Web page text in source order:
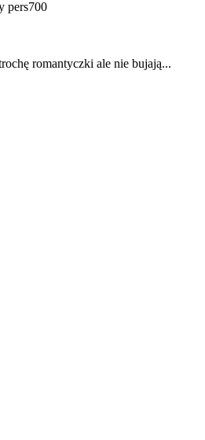
romantyczki ale nie bujają...